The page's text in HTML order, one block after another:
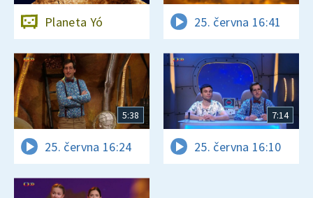
Planeta Yó 25. června 16:41
5:38
25. června 16:24
7:14
25. června 16:10